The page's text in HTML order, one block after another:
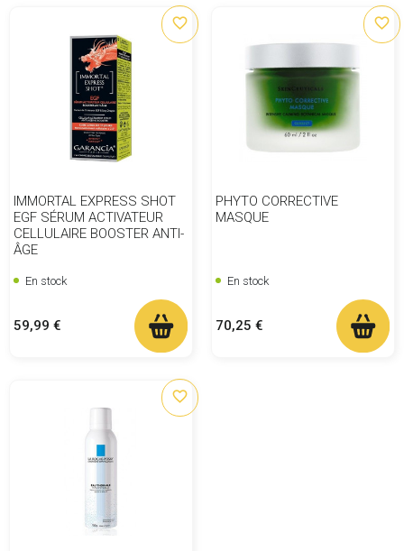
IMMORTAL EXPRESS SHOT
EGF SÉRUM ACTIVATEUR
CELLULAIRE BOOSTER ANTI-
ÂGE
favorite_border
En stock
Prix
59,99 €
PHYTO CORRECTIVE
MASQUE
favorite_border
En stock
Prix
70,25 €
favorite_border